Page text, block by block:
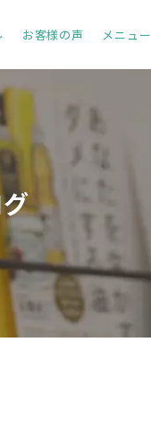
お客様の声 メニュー